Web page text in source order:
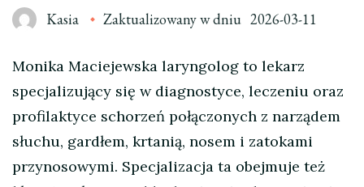
Kasia Zaktualizowany w dniu 2026-03-11
Monika Maciejewska laryngolog to lekarz
specjalizujący się w diagnostyce, leczeniu oraz
profilaktyce schorzeń połączonych z narządem
słuchu, gardłem, krtanią, nosem i zatokami
przynosowymi. Specjalizacja ta obejmuje też